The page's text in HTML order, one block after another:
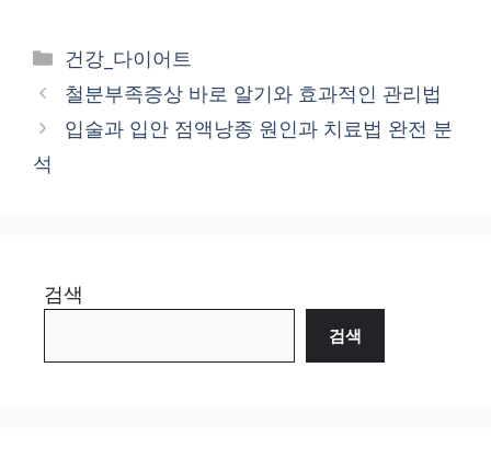
Categories
건강_다이어트
철분부족증상 바로 알기와 효과적인 관리법
입술과 입안 점액낭종 원인과 치료법 완전 분
석
검색
검색